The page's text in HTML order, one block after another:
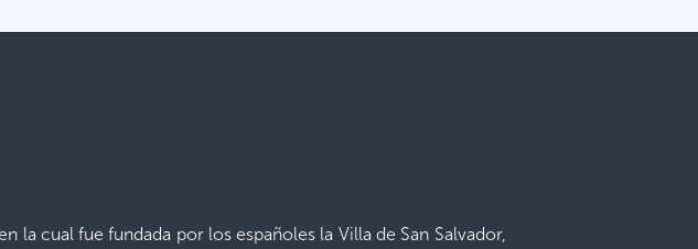
la cual fue fundada por los españoles la Villa de San Salvador,